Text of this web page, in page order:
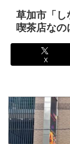
草加市「
喫茶店な
X